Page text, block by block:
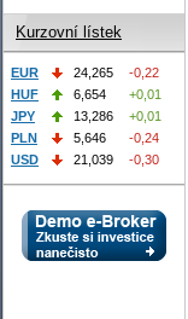
Kurzovní lístek
EUR 24,265
-0,22
HUF
6,654
+0,01
JPY
13,286
+0,01
PLN
5,646
-0,24
USD
21,039 -0,30